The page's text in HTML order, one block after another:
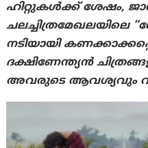
ഹിറ്റുകൾക്ക് ശേഷം,
ചലച്ചിത്രമേഖലയിലെ
നടിയായി
ദക്ഷിണേന്ത്യൻ
അവരുടെ ആവശ്യവും